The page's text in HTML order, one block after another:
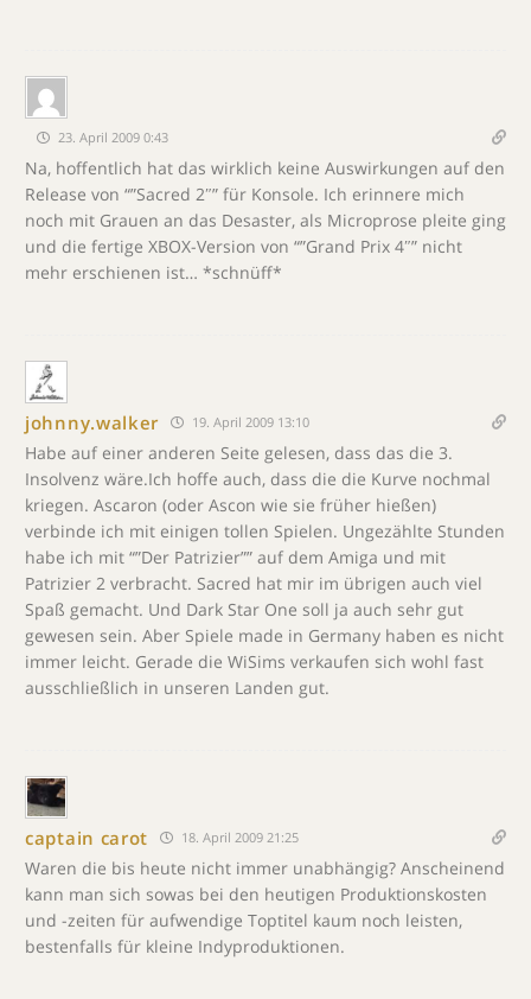
23. April 2009 0:43
Na, hoffentlich hat das wirklich keine Auswirkungen auf den
Release von “”Sacred 2″” für Konsole. Ich erinnere mich
noch mit Grauen an das Desaster, als Microprose pleite ging
und die fertige XBOX-Version von “”Grand Prix 4″” nicht
mehr erschienen ist… *schnüff*
johnny.walker 19. April 2009 13:10
Habe auf einer anderen Seite gelesen, dass das die 3.
Insolvenz wäre.Ich hoffe auch, dass die die Kurve nochmal
kriegen. Ascaron (oder Ascon wie sie früher hießen)
verbinde ich mit einigen tollen Spielen. Ungezählte Stunden
habe ich mit “”Der Patrizier”” auf dem Amiga und mit
Patrizier 2 verbracht. Sacred hat mir im übrigen auch viel
Spaß gemacht. Und Dark Star One soll ja auch sehr gut
gewesen sein. Aber Spiele made in Germany haben es nicht
immer leicht. Gerade die WiSims verkaufen sich wohl fast
ausschließlich in unseren Landen gut.
captain carot 18. April 2009 21:25
Waren die bis heute nicht immer unabhängig? Anscheinend
kann man sich sowas bei den heutigen Produktionskosten
und -zeiten für aufwendige Toptitel kaum noch leisten,
bestenfalls für kleine Indyproduktionen.